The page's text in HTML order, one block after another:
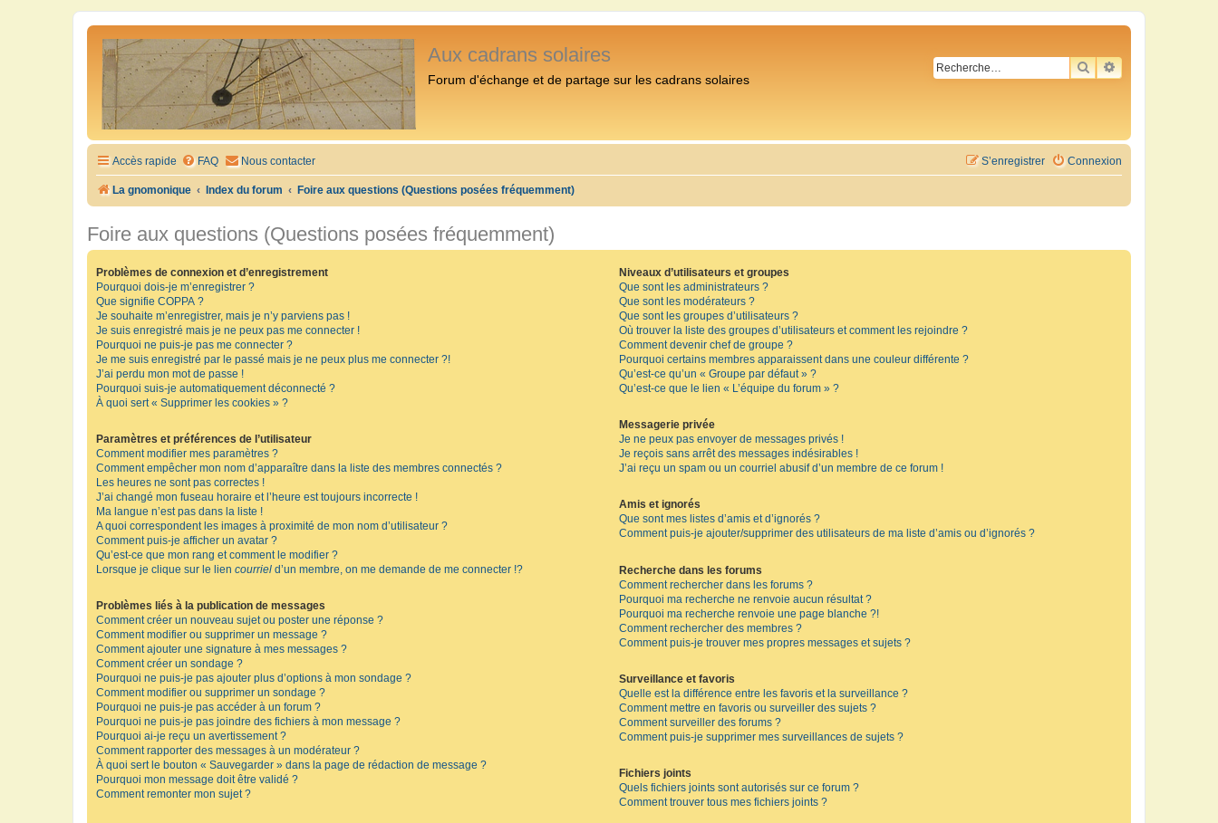
Aux cadrans solaires
Forum d'échange et de partage sur les cadrans solaires
RECHERCHER
RECHERCHE
Accès rapide FAQ Nous contacter Connexion
S’enregistrer
La gnomonique Index du forum Foire aux questions (Questions posées fréquemment)
Foire aux questions (Questions posées fréquemment)
Problèmes de connexion et d’enregistrement
Pourquoi dois-je m’enregistrer ?
Que signifie COPPA ?
Je souhaite m’enregistrer, mais je n’y parviens pas !
Je suis enregistré mais je ne peux pas me connecter !
Pourquoi ne puis-je pas me connecter ?
Je me suis enregistré par le passé mais je ne peux plus me connecter ?!
J’ai perdu mon mot de passe !
Pourquoi suis-je automatiquement déconnecté ?
À quoi sert « Supprimer les cookies » ?
Paramètres et préférences de l’utilisateur
Comment modifier mes paramètres ?
Comment empêcher mon nom d’apparaître dans la liste des membres connectés ?
Les heures ne sont pas correctes !
J’ai changé mon fuseau horaire et l’heure est toujours incorrecte !
Ma langue n’est pas dans la liste !
A quoi correspondent les images à proximité de mon nom d’utilisateur ?
Comment puis-je afficher un avatar ?
Qu’est-ce que mon rang et comment le modifier ?
Lorsque je clique sur le lien courriel d’un membre, on me demande de me connecter !?
Problèmes liés à la publication de messages
Comment créer un nouveau sujet ou poster une réponse ?
Comment modifier ou supprimer un message ?
Comment ajouter une signature à mes messages ?
Comment créer un sondage ?
Pourquoi ne puis-je pas ajouter plus d’options à mon sondage ?
Comment modifier ou supprimer un sondage ?
Pourquoi ne puis-je pas accéder à un forum ?
Pourquoi ne puis-je pas joindre des fichiers à mon message ?
Pourquoi ai-je reçu un avertissement ?
Comment rapporter des messages à un modérateur ?
À quoi sert le bouton « Sauvegarder » dans la page de rédaction de message ?
Pourquoi mon message doit être validé ?
Comment remonter mon sujet ?
Niveaux d’utilisateurs et groupes
Que sont les administrateurs ?
Que sont les modérateurs ?
Que sont les groupes d’utilisateurs ?
Où trouver la liste des groupes d’utilisateurs et comment les rejoindre ?
Comment devenir chef de groupe ?
Pourquoi certains membres apparaissent dans une couleur différente ?
Qu’est-ce qu’un « Groupe par défaut » ?
Qu’est-ce que le lien « L’équipe du forum » ?
Messagerie privée
Je ne peux pas envoyer de messages privés !
Je reçois sans arrêt des messages indésirables !
J’ai reçu un spam ou un courriel abusif d’un membre de ce forum !
Amis et ignorés
Que sont mes listes d’amis et d’ignorés ?
Comment puis-je ajouter/supprimer des utilisateurs de ma liste d’amis ou d’ignorés ?
Recherche dans les forums
Comment rechercher dans les forums ?
Pourquoi ma recherche ne renvoie aucun résultat ?
Pourquoi ma recherche renvoie une page blanche ?!
Comment rechercher des membres ?
Comment puis-je trouver mes propres messages et sujets ?
Surveillance et favoris
Quelle est la différence entre les favoris et la surveillance ?
Comment mettre en favoris ou surveiller des sujets ?
Comment surveiller des forums ?
Comment puis-je supprimer mes surveillances de sujets ?
Fichiers joints
Quels fichiers joints sont autorisés sur ce forum ?
Comment trouver tous mes fichiers joints ?